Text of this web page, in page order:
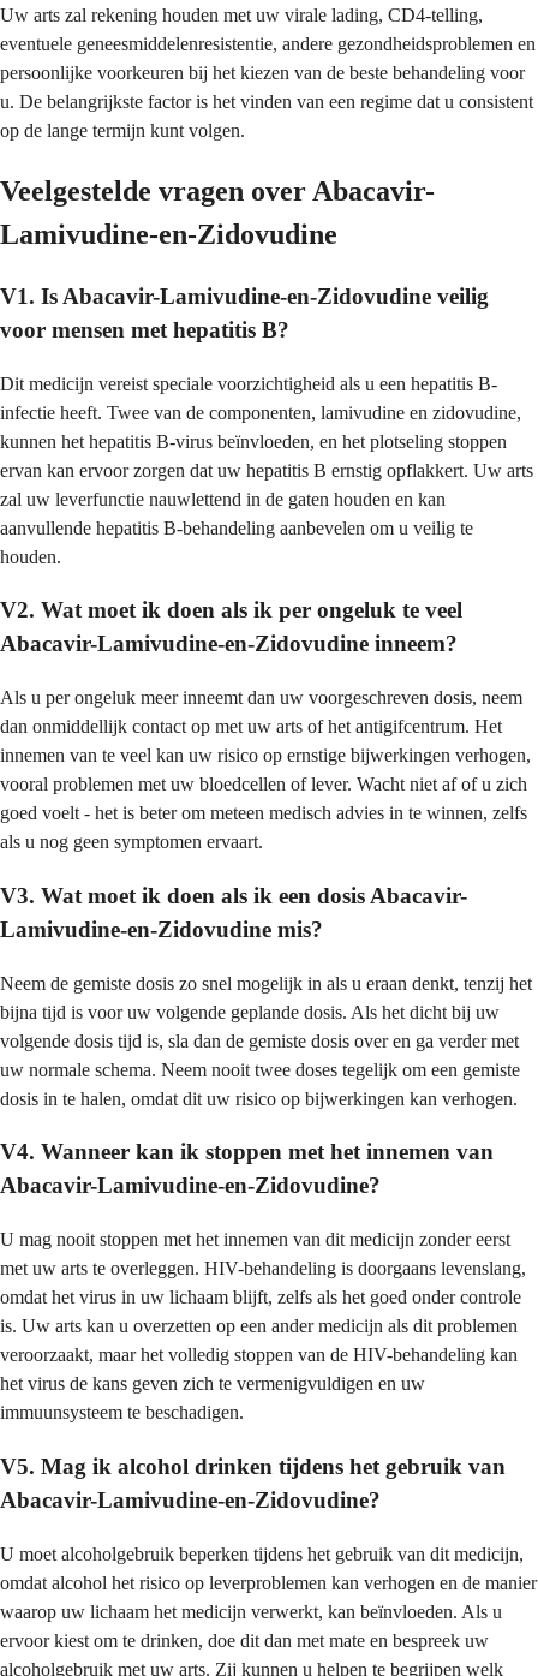
Uw arts zal rekening houden met uw virale lading, CD4-telling,
eventuele geneesmiddelenresistentie, andere gezondheidsproblemen en
persoonlijke voorkeuren bij het kiezen van de beste behandeling voor
u. De belangrijkste factor is het vinden van een regime dat u consistent
op de lange termijn kunt volgen.
Veelgestelde vragen over Abacavir-
Lamivudine-en-Zidovudine
V1. Is Abacavir-Lamivudine-en-Zidovudine veilig
voor mensen met hepatitis B?
Dit medicijn vereist speciale voorzichtigheid als u een hepatitis B-
infectie heeft. Twee van de componenten, lamivudine en zidovudine,
kunnen het hepatitis B-virus beïnvloeden, en het plotseling stoppen
ervan kan ervoor zorgen dat uw hepatitis B ernstig opflakkert. Uw arts
zal uw leverfunctie nauwlettend in de gaten houden en kan
aanvullende hepatitis B-behandeling aanbevelen om u veilig te
houden.
V2. Wat moet ik doen als ik per ongeluk te veel
Abacavir-Lamivudine-en-Zidovudine inneem?
Als u per ongeluk meer inneemt dan uw voorgeschreven dosis, neem
dan onmiddellijk contact op met uw arts of het antigifcentrum. Het
innemen van te veel kan uw risico op ernstige bijwerkingen verhogen,
vooral problemen met uw bloedcellen of lever. Wacht niet af of u zich
goed voelt - het is beter om meteen medisch advies in te winnen, zelfs
als u nog geen symptomen ervaart.
V3. Wat moet ik doen als ik een dosis Abacavir-
Lamivudine-en-Zidovudine mis?
Neem de gemiste dosis zo snel mogelijk in als u eraan denkt, tenzij het
bijna tijd is voor uw volgende geplande dosis. Als het dicht bij uw
volgende dosis tijd is, sla dan de gemiste dosis over en ga verder met
uw normale schema. Neem nooit twee doses tegelijk om een gemiste
dosis in te halen, omdat dit uw risico op bijwerkingen kan verhogen.
V4. Wanneer kan ik stoppen met het innemen van
Abacavir-Lamivudine-en-Zidovudine?
U mag nooit stoppen met het innemen van dit medicijn zonder eerst
met uw arts te overleggen. HIV-behandeling is doorgaans levenslang,
omdat het virus in uw lichaam blijft, zelfs als het goed onder controle
is. Uw arts kan u overzetten op een ander medicijn als dit problemen
veroorzaakt, maar het volledig stoppen van de HIV-behandeling kan
het virus de kans geven zich te vermenigvuldigen en uw
immuunsysteem te beschadigen.
V5. Mag ik alcohol drinken tijdens het gebruik van
Abacavir-Lamivudine-en-Zidovudine?
U moet alcoholgebruik beperken tijdens het gebruik van dit medicijn,
omdat alcohol het risico op leverproblemen kan verhogen en de manier
waarop uw lichaam het medicijn verwerkt, kan beïnvloeden. Als u
ervoor kiest om te drinken, doe dit dan met mate en bespreek uw
alcoholgebruik met uw arts. Zij kunnen u helpen te begrijpen welk